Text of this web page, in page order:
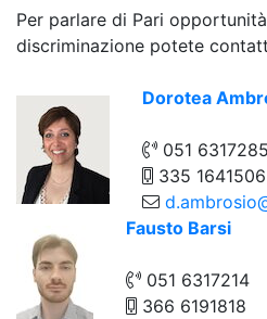
Per parlare di Pari
discriminazione potete
Dorotea
051 6317285
335 1641506
Fausto Barsi
051 6317214
366 6191818